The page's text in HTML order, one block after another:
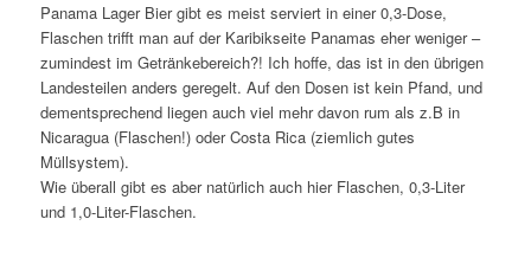
Panama Lager Bier gibt es meist serviert in einer 0,3-Dose,
Flaschen trifft man auf der Karibikseite Panamas eher weniger –
zumindest im Getränkebereich?! Ich hoffe, das ist in den übrigen
Landesteilen anders geregelt. Auf den Dosen ist kein Pfand, und
dementsprechend liegen auch viel mehr davon rum als z.B in
Nicaragua (Flaschen!) oder Costa Rica (ziemlich gutes
Müllsystem).
Wie überall gibt es aber natürlich auch hier Flaschen, 0,3-Liter
und 1,0-Liter-Flaschen.